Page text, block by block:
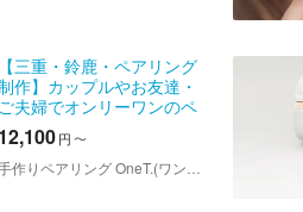
【三重・鈴鹿・ペアリング
作】カップルやお友達・
ご夫婦でオンリーワンのペ
アリング制作！＜ラフルペ
ンダント＞
12,100円 〜